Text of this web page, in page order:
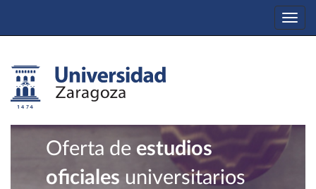
Oferta de estudios
oficiales universitarios